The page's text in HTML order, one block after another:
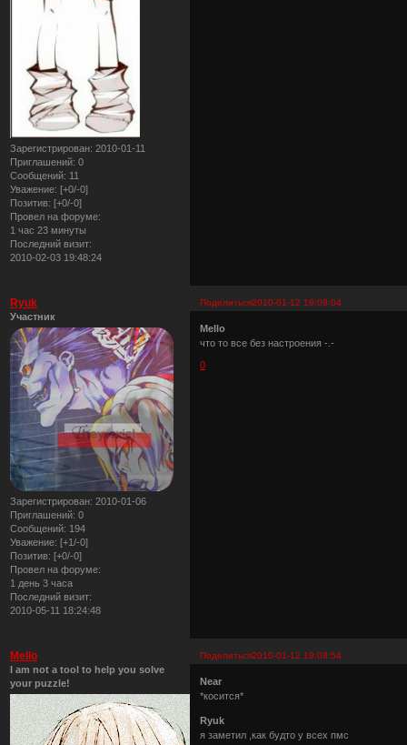
Зарегистрирован: 2010-01-11
Приглашений: 0
Сообщений: 11
Уважение: [+0/-0]
Позитив: [+0/-0]
Провел на форуме:
1 час 23 минуты
Последний визит:
2010-02-03 19:48:24
Поделиться2010-01-12 19:08:04
Ryuk
Участник
Зарегистрирован: 2010-01-06
Приглашений: 0
Сообщений: 194
Уважение: [+1/-0]
Позитив: [+0/-0]
Провел на форуме:
1 день 3 часа
Последний визит:
2010-05-11 18:24:48
Mello
что то все без настроения -.-
0
Поделиться2010-01-12 19:08:54
Mello
I am not a tool to help you solve
your puzzle!
Near
*косится*
Ryuk
я заметил ,как будто у всех пмс